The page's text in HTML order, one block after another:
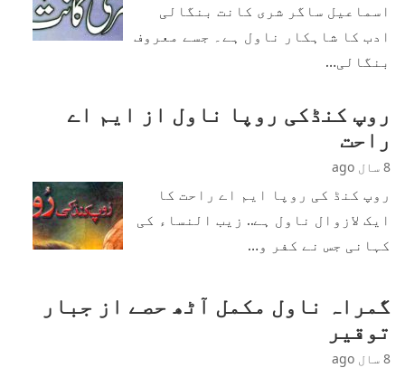
اسماعیل ساگر شری کانت بنگالی
ادب کا شاہکار ناول ہے۔ جسے معروف
بنگالی…
روپ کنڈکی روپا ناول از ایم اے
راحت
8 سال ago
روپ کنڈ کی روپا ایم اے راحت کا
ایک لازوال ناول ہے.. زیب النساء کی
کہانی جس نے کفر و…
گمراہ ناول مکمل آٹھ حصے از جبار
توقیر
8 سال ago